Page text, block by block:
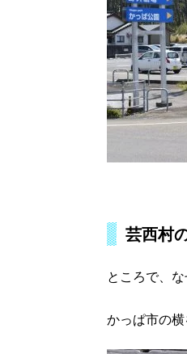
芸西村
ところで、
かっぱ市の横